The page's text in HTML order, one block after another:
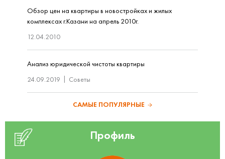
Обзор цен на квартиры в новостройках и жилых
комплексах г.Казани на апрель 2010г.
12.04.2010
Анализ юридической чистоты квартиры
24.09.2019
Советы
САМЫЕ ПОПУЛЯРНЫЕ
Профиль